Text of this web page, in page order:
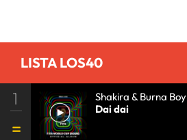
LISTA LOS40
1
Shakira & Burna Boy
Dai dai